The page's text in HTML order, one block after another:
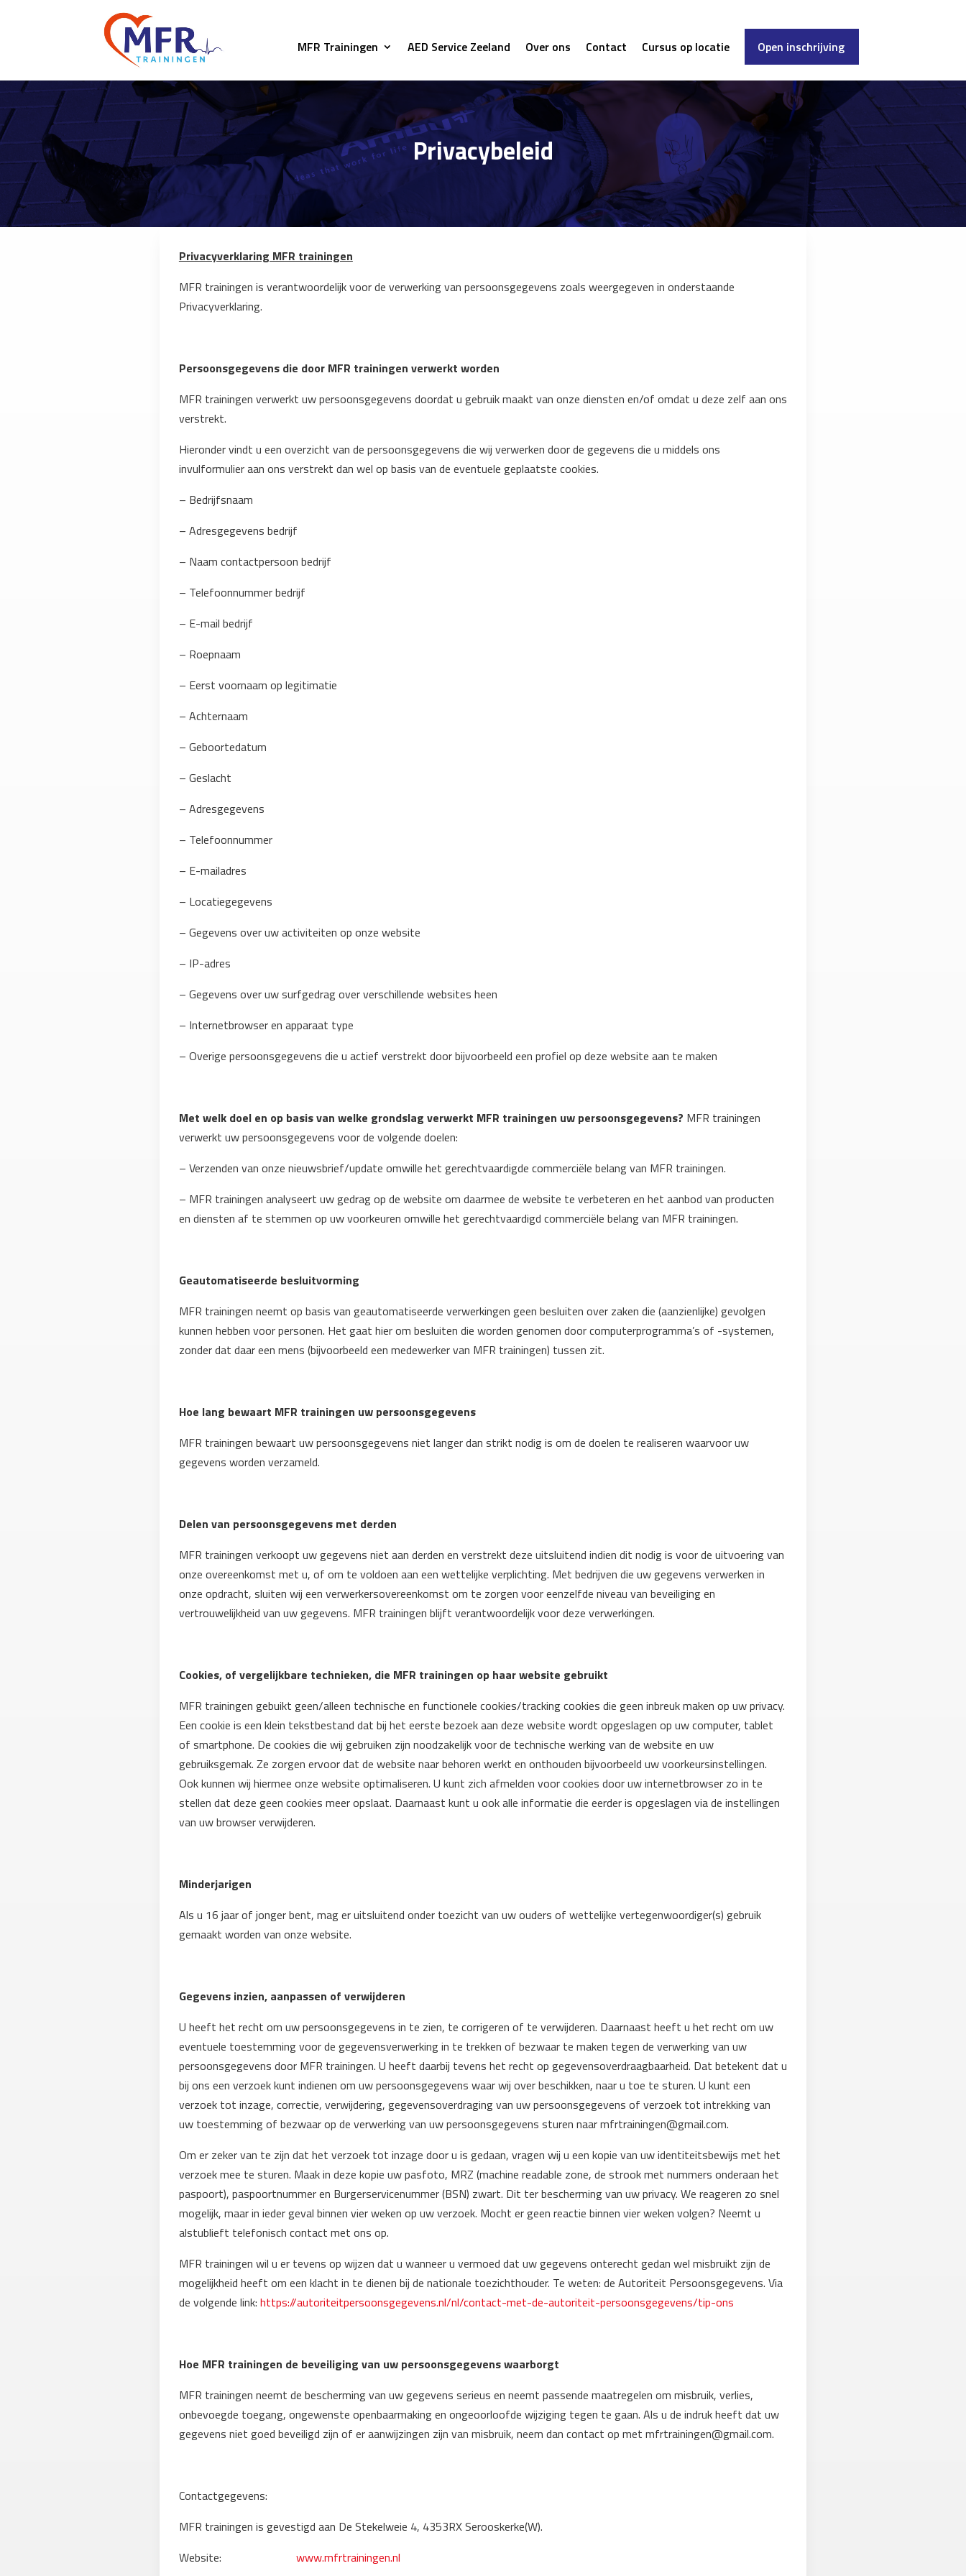
MFR Trainingen AED Service Zeeland Over ons Contact Cursus op locatie Open inschrijving
Privacybeleid
Privacyverklaring MFR trainingen
MFR trainingen is verantwoordelijk voor de verwerking van persoonsgegevens zoals weergegeven in onderstaande
Privacyverklaring.
Persoonsgegevens die door MFR trainingen verwerkt worden
MFR trainingen verwerkt uw persoonsgegevens doordat u gebruik maakt van onze diensten en/of omdat u deze zelf aan ons
verstrekt.
Hieronder vindt u een overzicht van de persoonsgegevens die wij verwerken door de gegevens die u middels ons
invulformulier aan ons verstrekt dan wel op basis van de eventuele geplaatste cookies.
– Bedrijfsnaam
– Adresgegevens bedrijf
– Naam contactpersoon bedrijf
– Telefoonnummer bedrijf
– E-mail bedrijf
– Roepnaam
– Eerst voornaam op legitimatie
– Achternaam
– Geboortedatum
– Geslacht
– Adresgegevens
– Telefoonnummer
– E-mailadres
– Locatiegegevens
– Gegevens over uw activiteiten op onze website
– IP-adres
– Gegevens over uw surfgedrag over verschillende websites heen
– Internetbrowser en apparaat type
– Overige persoonsgegevens die u actief verstrekt door bijvoorbeeld een profiel op deze website aan te maken
Met welk doel en op basis van welke grondslag verwerkt MFR trainingen uw persoonsgegevens? MFR trainingen
verwerkt uw persoonsgegevens voor de volgende doelen:
– Verzenden van onze nieuwsbrief/update omwille het gerechtvaardigde commerciële belang van MFR trainingen.
– MFR trainingen analyseert uw gedrag op de website om daarmee de website te verbeteren en het aanbod van producten
en diensten af te stemmen op uw voorkeuren omwille het gerechtvaardigd commerciële belang van MFR trainingen.
Geautomatiseerde besluitvorming
MFR trainingen neemt op basis van geautomatiseerde verwerkingen geen besluiten over zaken die (aanzienlijke) gevolgen
kunnen hebben voor personen. Het gaat hier om besluiten die worden genomen door computerprogramma’s of -systemen,
zonder dat daar een mens (bijvoorbeeld een medewerker van MFR trainingen) tussen zit.
Hoe lang bewaart MFR trainingen uw persoonsgegevens
MFR trainingen bewaart uw persoonsgegevens niet langer dan strikt nodig is om de doelen te realiseren waarvoor uw
gegevens worden verzameld.
Delen van persoonsgegevens met derden
MFR trainingen verkoopt uw gegevens niet aan derden en verstrekt deze uitsluitend indien dit nodig is voor de uitvoering van
onze overeenkomst met u, of om te voldoen aan een wettelijke verplichting. Met bedrijven die uw gegevens verwerken in
onze opdracht, sluiten wij een verwerkersovereenkomst om te zorgen voor eenzelfde niveau van beveiliging en
vertrouwelijkheid van uw gegevens. MFR trainingen blijft verantwoordelijk voor deze verwerkingen.
Cookies, of vergelijkbare technieken, die MFR trainingen op haar website gebruikt
MFR trainingen gebuikt geen/alleen technische en functionele cookies/tracking cookies die geen inbreuk maken op uw privacy.
Een cookie is een klein tekstbestand dat bij het eerste bezoek aan deze website wordt opgeslagen op uw computer, tablet
of smartphone. De cookies die wij gebruiken zijn noodzakelijk voor de technische werking van de website en uw
gebruiksgemak. Ze zorgen ervoor dat de website naar behoren werkt en onthouden bijvoorbeeld uw voorkeursinstellingen.
Ook kunnen wij hiermee onze website optimaliseren. U kunt zich afmelden voor cookies door uw internetbrowser zo in te
stellen dat deze geen cookies meer opslaat. Daarnaast kunt u ook alle informatie die eerder is opgeslagen via de instellingen
van uw browser verwijderen.
Minderjarigen
Als u 16 jaar of jonger bent, mag er uitsluitend onder toezicht van uw ouders of wettelijke vertegenwoordiger(s) gebruik
gemaakt worden van onze website.
Gegevens inzien, aanpassen of verwijderen
U heeft het recht om uw persoonsgegevens in te zien, te corrigeren of te verwijderen. Daarnaast heeft u het recht om uw
eventuele toestemming voor de gegevensverwerking in te trekken of bezwaar te maken tegen de verwerking van uw
persoonsgegevens door MFR trainingen. U heeft daarbij tevens het recht op gegevensoverdraagbaarheid. Dat betekent dat u
bij ons een verzoek kunt indienen om uw persoonsgegevens waar wij over beschikken, naar u toe te sturen. U kunt een
verzoek tot inzage, correctie, verwijdering, gegevensoverdraging van uw persoonsgegevens of verzoek tot intrekking van
uw toestemming of bezwaar op de verwerking van uw persoonsgegevens sturen naar mfrtrainingen@gmail.com.
Om er zeker van te zijn dat het verzoek tot inzage door u is gedaan, vragen wij u een kopie van uw identiteitsbewijs met het
verzoek mee te sturen. Maak in deze kopie uw pasfoto, MRZ (machine readable zone, de strook met nummers onderaan het
paspoort), paspoortnummer en Burgerservicenummer (BSN) zwart. Dit ter bescherming van uw privacy. We reageren zo snel
mogelijk, maar in ieder geval binnen vier weken op uw verzoek. Mocht er geen reactie binnen vier weken volgen? Neemt u
alstublieft telefonisch contact met ons op.
MFR trainingen wil u er tevens op wijzen dat u wanneer u vermoed dat uw gegevens onterecht gedan wel misbruikt zijn de
mogelijkheid heeft om een klacht in te dienen bij de nationale toezichthouder. Te weten: de Autoriteit Persoonsgegevens. Via
de volgende link: https://autoriteitpersoonsgegevens.nl/nl/contact-met-de-autoriteit-persoonsgegevens/tip-ons
Hoe MFR trainingen de beveiliging van uw persoonsgegevens waarborgt
MFR trainingen neemt de bescherming van uw gegevens serieus en neemt passende maatregelen om misbruik, verlies,
onbevoegde toegang, ongewenste openbaarmaking en ongeoorloofde wijziging tegen te gaan. Als u de indruk heeft dat uw
gegevens niet goed beveiligd zijn of er aanwijzingen zijn van misbruik, neem dan contact op met mfrtrainingen@gmail.com.
Contactgegevens:
MFR trainingen is gevestigd aan De Stekelweie 4, 4353RX Serooskerke(W).
Website: www.mfrtrainingen.nl